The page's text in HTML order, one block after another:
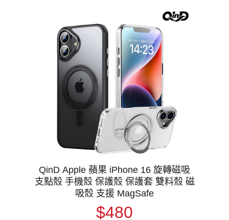
QinD Apple 蘋果 iPhone 16 旋轉磁吸
支點殼 手機殼 保護殼 保護套 雙料殼 磁
吸殼 支援 MagSafe
$480